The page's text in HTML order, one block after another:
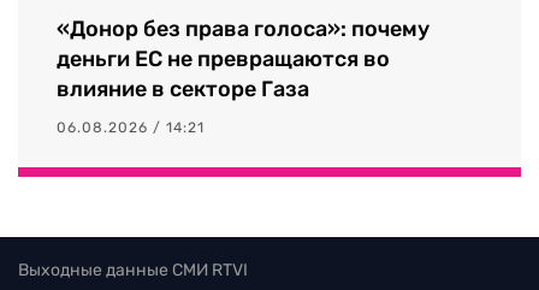
«Донор без права голоса»: почему
деньги ЕС не превращаются во
влияние в секторе Газа
06.08.2026 / 14:21
Выходные данные СМИ RTVI